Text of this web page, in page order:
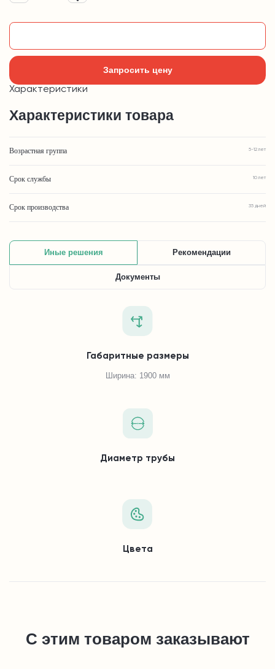
Запросить цену
Характеристики
Характеристики товара
Возрастная группа 5-12 лет
Срок службы 10 лет
Срок производства 35 дней
Иные решения Рекомендации
Документы
Габаритные размеры
Ширина: 1900 мм
Диаметр трубы
Цвета
С этим товаром заказывают